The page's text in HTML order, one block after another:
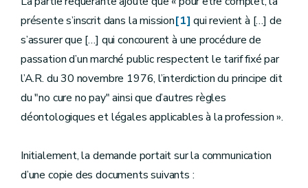
présente s’inscrit dans la mission[1] qui revient à […] de
s’assurer que […] qui concourent à une procédure de
passation d’un marché public respectent le tarif fixé par
l’A.R. du 30 novembre 1976, l’interdiction du principe dit
du "no cure no pay" ainsi que d’autres règles
déontologiques et légales applicables à la profession ».
Initialement, la demande portait sur la communication
d’une copie des documents suivants :